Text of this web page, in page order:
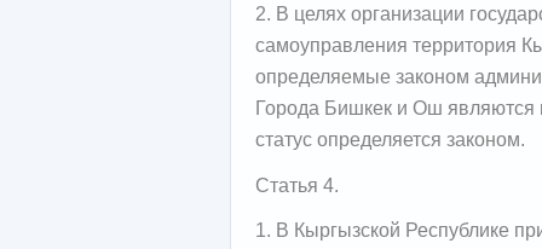
2. В целях организации
самоуправления территория
определяемые законом
Города Бишкек и Ош являются
статус определяется законом.
Статья 4.
1. В Кыргызской Республике